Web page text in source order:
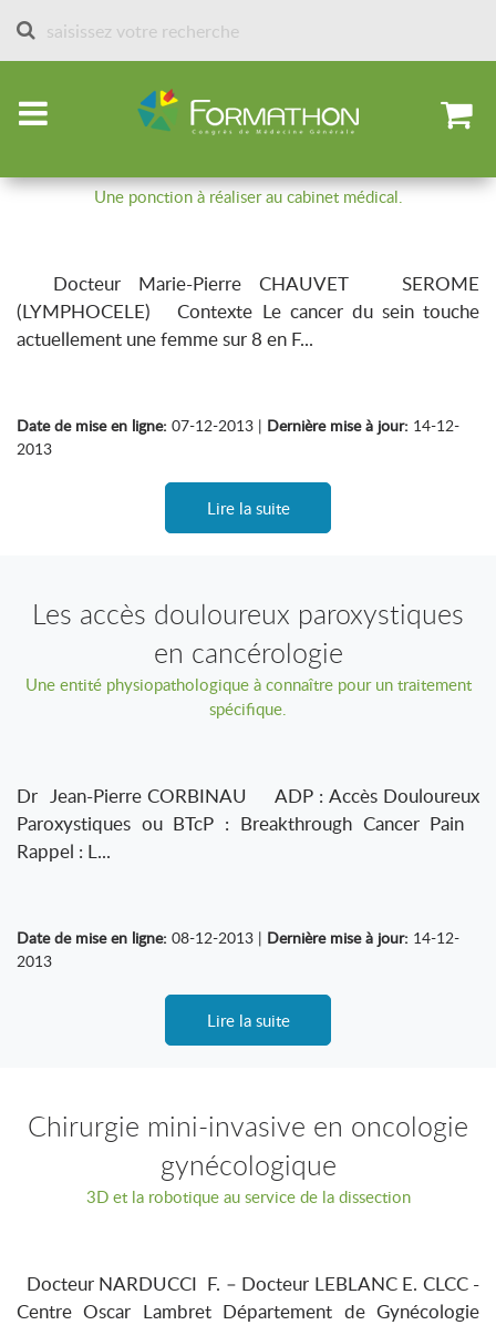
Accueil Articles par spécialités Cancérologie
Lymphocèles suite à la chirurgie du
Une ponction à réaliser au cabinet médical.
Docteur Marie-Pierre CHAUVET SEROME
(LYMPHOCELE) Contexte Le cancer du sein touche
actuellement une femme sur 8 en F...
Date de mise en ligne: 07-12-2013 | Dernière mise à jour: 14-12-
2013
Lire la suite
Les accès douloureux paroxystiques
en cancérologie
Une entité physiopathologique à connaître pour un traitement
spécifique.
Dr Jean-Pierre CORBINAU ADP : Accès Douloureux
Paroxystiques ou BTcP : Breakthrough Cancer Pain
Rappel : L...
Date de mise en ligne: 08-12-2013 | Dernière mise à jour: 14-12-
2013
Lire la suite
Chirurgie mini-invasive en oncologie
gynécologique
3D et la robotique au service de la dissection
Docteur NARDUCCI F. – Docteur LEBLANC E. CLCC -
Centre Oscar Lambret Département de Gynécologie